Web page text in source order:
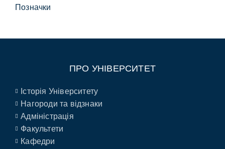
Позначки
ПРО УНІВЕРСИТЕТ
Історія Університету
Нагороди та відзнаки
Адміністрація
Факультети
Кафедри